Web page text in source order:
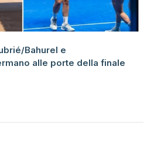
Bahurel e
alle porte della finale